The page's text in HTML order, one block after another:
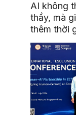
AI không
thầy, mà
thêm thời
cảm hứng